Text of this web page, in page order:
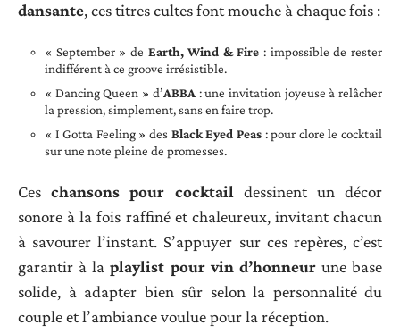
dansante, ces titres cultes font mouche à chaque fois :
« September » de Earth, Wind & Fire : impossible de rester
indifférent à ce groove irrésistible.
« Dancing Queen » d’ABBA : une invitation joyeuse à relâcher
la pression, simplement, sans en faire trop.
« I Gotta Feeling » des Black Eyed Peas: pour clore le cocktail
sur une note pleine de promesses.
Ceschansons pour cocktaildessinent un décor
sonore à la fois raffiné et chaleureux, invitant chacun
à savourer l’instant. S’appuyer sur ces repères, c’est
garantir à laplaylist pour vin d’honneurune base
solide, à adapter bien sûr selon la personnalité du
couple et l’ambiance voulue pour la réception.